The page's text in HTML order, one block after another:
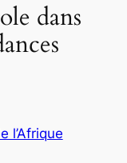
dans
l’Afrique